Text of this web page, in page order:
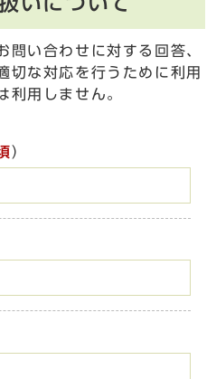
問い合わせに対する回答、
切な対応を行うために利用
利用しません。
）